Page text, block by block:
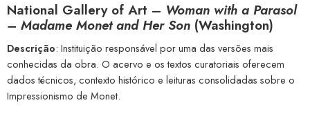
National Gallery of Art – Woman with a Parasol
– Madame Monet and Her Son (Washington)
Descrição: Instituição responsável por uma das versões mais
conhecidas da obra. O acervo e os textos curatoriais oferecem
dados técnicos, contexto histórico e leituras consolidadas sobre o
Impressionismo de Monet.